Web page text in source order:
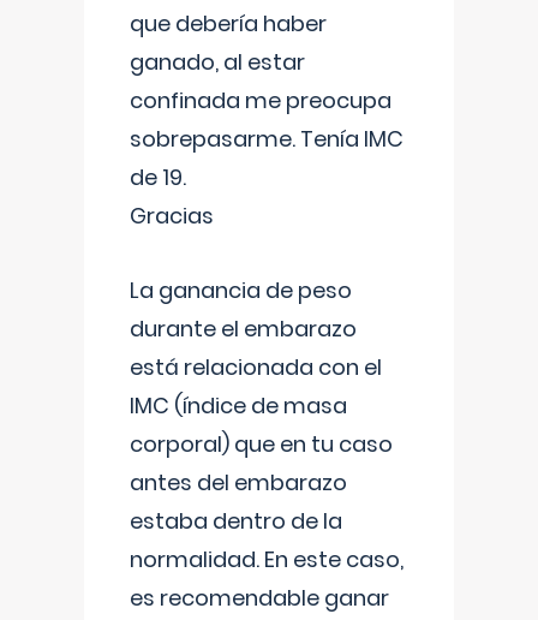
que debería haber
ganado, al estar
confinada me preocupa
sobrepasarme. Tenía IMC
de 19.
Gracias
La ganancia de peso
durante el embarazo
está relacionada con el
IMC (índice de masa
corporal) que en tu caso
antes del embarazo
estaba dentro de la
normalidad. En este caso,
es recomendable ganar